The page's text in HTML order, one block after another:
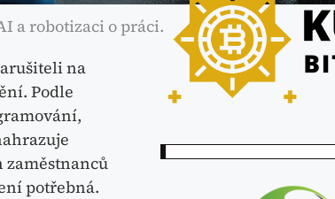
a robotizaci o práci.
na
Podle
potřebná.